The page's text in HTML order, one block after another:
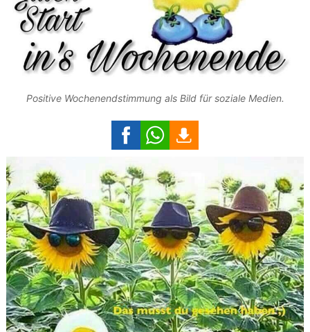
Positive Wochenendstimmung als Bild für soziale Medien.